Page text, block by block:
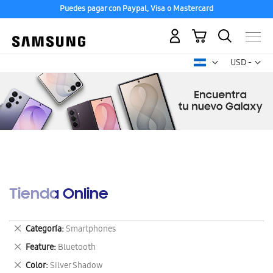
Puedes pagar con Paypal, Visa o Mastercard
USD -
dólar
Mi carrito
Tienda Online
Categoría Smartphones
Eliminar
este
artículo
Feature Bluetooth
Eliminar
este
Color Silver Shadow
Eliminar